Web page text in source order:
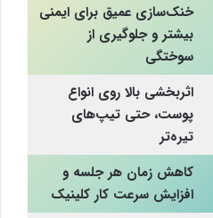
خنک‌سازی عمیق برای ایمنی
بیشتر و جلوگیری از
سوختگی
اثربخشی بالا روی انواع
پوست، حتی تیپ‌های
تیره‌تر
کاهش زمان هر جلسه و
افزایش سرعت کار کلینیک